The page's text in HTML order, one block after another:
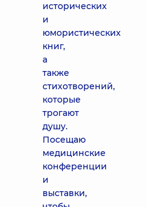
исторических
и
юмористических
книг,
а
также
стихотворений,
которые
трогают
душу.
Посещаю
медицинские
конференции
и
выставки,